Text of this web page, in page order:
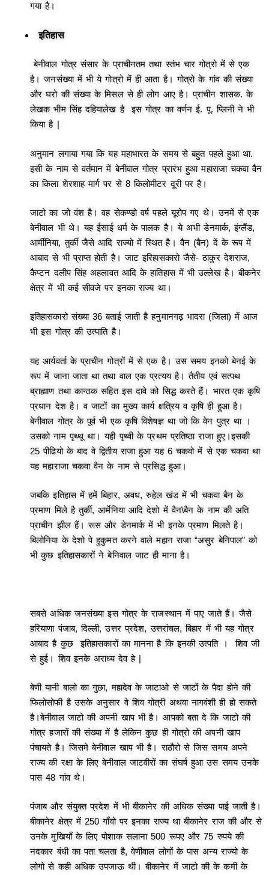
गया है।
इतिहास
बेनीवाल गोत्र संसार के प्राचीनतम तथा स्तंभ चार गोत्रो में से एक
है। जनसंख्या में भी ये गोत्रो में ही आता है। गोत्रो के गांव की संख्या
और घरो की संख्या के मिसल से ही लोग आए है। प्राचीन शासक. के
लेखक भीम सिंह दहियालेख है इस गोत्र का वर्णन ई. पू. प्लिनी ने भी
किया है |
अनुमान लगाया गया कि यह महाभारत के समय से बहुत पहले हुआ था.
इसी के नाम से वर्तमान में बेनीवाल गोत्र प्रारंभ हुआ महाराजा चकवा वैन
का किला शेरशाह मार्ग पर से 8 किलोमीटर दूरी पर है।
जाटो का जो वंश है। वह सेकण्डो वर्ष पहले यूरोप गए थे। उनमें से एक
बेनीवाल भी थे। यह ईसाई धर्म के पालक है। ये अभी डेनमार्क, इंग्लैंड,
आर्मीनिया, तुर्की जैसे आदि राज्यो में स्थित है। वैन (बैन) दें के रूप में
आबाद से भी प्राप्त होती है। जाट इरिहासकारो जैसे- ठाकुर देशराज,
कैप्टन दलीप सिंह अहलावत आदि के हातिहास में भी उल्लेख है। बीकनेर
क्षेत्र में भी कई सीवजे पर इनका राज्य था।
इतिहासकारो संख्या 36 बताई जाती है हनुमानगढ़ भादरा (जिला) में आज
भी इस गोत्र की उत्पाति है।
यह आर्यवर्ता के प्राचीन गोत्रों में से एक है। उस समय इनको बेनई के
रूप में जाना जाता था तथा वाल एक प्रत्यय है। तैतीय एवं सत्पथ
ब्राह्माण तथा कान्ठक सहित इस दावे को सिद्ध करते हैं। भारत एक कृषि
प्रधान देश है। व जाटों का मुख्य कार्य क्षत्रिय व कृषि ही हुआ है।
बेनीवाल गोत्र के पूर्व भी एक कृषि विशेषज्ञ था जो कि वेन पुत्र था ।
उसको नाम पृथ्थू था। यही पृथ्वी के प्रथम प्रतिष्ठा राजा हुए।इसकी
25 पीढियो के बाद वे द्वितीय राजा हुआ यह 6 चकवो में से एक चकवा था
यह महाराजा चकवा वैन के नाम से प्रसिद्ध हुआ।
जबकि इतिहास में हमें बिहार, अवध, रुहेल खंड में भी चकवा बैन के
प्रमाण मिले है तुर्की, आर्मेनिया आदि देशो में वैन\बैन के नाम की अति
प्राचीन झील हैं। रूस और डेनमार्क में भी इनके प्रमाण मिलते है।
बिलोनिया के देशो पे हुकुमत करने वाले महान राजा “असुर बेनिपाल” को
भी कुछ इतिहासकारों ने बेनिवाल जाट ही माना है।
सबसे अधिक जनसंख्या इस गोत्र के राजस्थान में पाए जाते हैं। जैसे
हरियाणा पंजाब, दिल्ली, उत्तर प्रदेश, उत्तरांचल, बिहार में भी यह गोत्र
आबाद है कुछ इतिहासकारों का मानना है कि इनकी उत्पति । शिव जी
से हुई। शिव इनके अराध्य देव हे |
बेणी यानी बालो का गुछा, महादेव के जाटाओ से जाटों के पैदा होने की
फिलोसोफी है उसके अनुसार वे शिव गोत्री अथवा नागवंशी ही हो सकते
है।बेनीवाल जाटो की अपनी खाप भी है। आपको बता दे कि जाटो की
गोत्र हजारों की संख्या में है लेकिन कुछ ही गोत्रो की अपनी खाप
पंचायते है। जिसमे बेनीवाल खाप भी है। राठौरो से जिस समय अपने
राज्य की रक्षा के लिए बेनीवाल जाटवीरों का संघर्ष हुआ उस समय उनके
पास 48 गांव थे।
पंजाब और संयुक्त प्रदेश में भी बीकानेर की अधिक संख्या पाई जाती है।
बीकानेर क्षेत्र में 250 गाँवो पर इनका राज्य था बीकानेर राज की और से
उनके मुखियाँ के लिए पोशाक सलाना 500 रूपए और 75 रुपये की
नदकार बंधी का पता चलता है, वेणीवाल लोगों के पास अन्य राज्यो के
लोगो से कही अधिक उपजाऊ थी। बीकानेर में जाटो की के कमी के